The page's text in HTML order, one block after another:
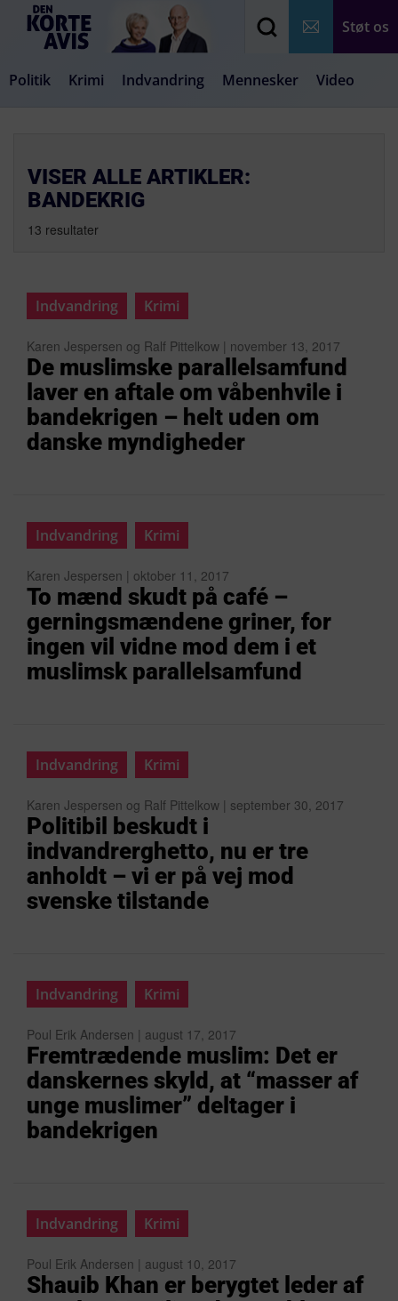
Støt os
Politik Krimi Indvandring Mennesker Video
VISER ALLE ARTIKLER:
BANDEKRIG
13 resultater
Indvandring Krimi
Karen Jespersen og Ralf Pittelkow | november 13, 2017
De muslimske parallelsamfund
laver en aftale om våbenhvile i
bandekrigen – helt uden om
danske myndigheder
Indvandring Krimi
Karen Jespersen | oktober 11, 2017
To mænd skudt på café –
gerningsmændene griner, for
ingen vil vidne mod dem i et
muslimsk parallelsamfund
Indvandring Krimi
Karen Jespersen og Ralf Pittelkow | september 30, 2017
Politibil beskudt i
indvandrerghetto, nu er tre
anholdt – vi er på vej mod
svenske tilstande
Indvandring Krimi
Poul Erik Andersen | august 17, 2017
Fremtrædende muslim: Det er
danskernes skyld, at “masser af
unge muslimer” deltager i
bandekrigen
Indvandring Krimi
Poul Erik Andersen | august 10, 2017
Shauib Khan er berygtet leder af